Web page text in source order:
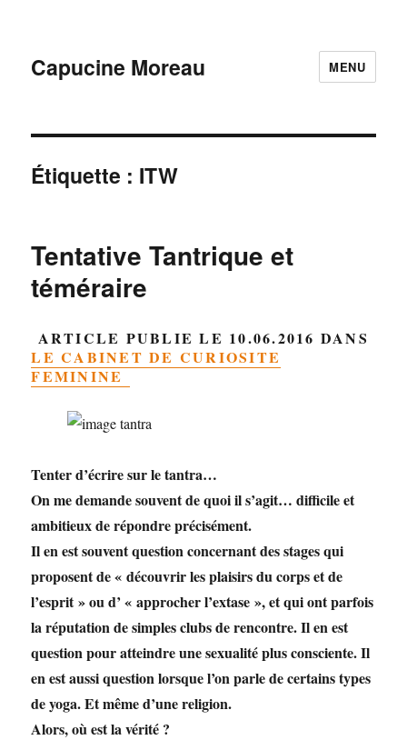
Capucine Moreau MENU
Étiquette : ITW
Tentative Tantrique et
téméraire
ARTICLE PUBLIE LE 10.06.2016 DANS
LE CABINET DE CURIOSITE
FEMININE
Tenter d’écrire sur le tantra…
On me demande souvent de quoi il s’agit… difficile et
ambitieux de répondre précisément.
Il en est souvent question concernant des stages qui
proposent de« découvrir les plaisirs du corps et de
l’esprit » ou d’ « approcher l’extase », et qui ont parfois
la réputation de simples clubs de rencontre. Il en est
question pour atteindre une sexualité plus consciente. Il
en est aussi question lorsque l’on parle de certains types
de yoga. Et même d’une religion.
Alors, où est la vérité ?